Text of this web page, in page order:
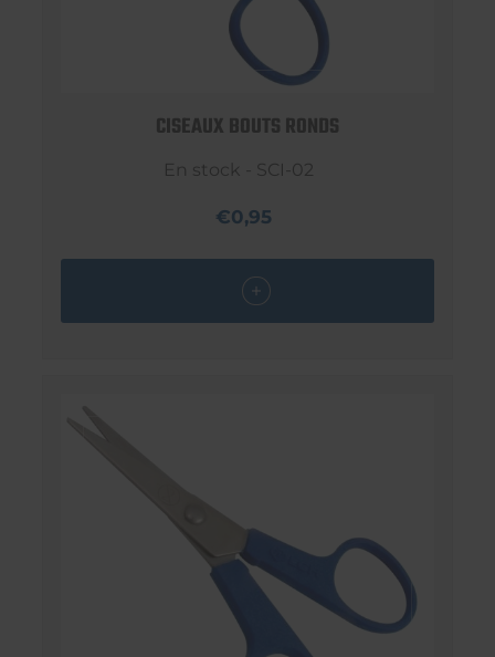
CISEAUX BOUTS RONDS
En stock - SCI-02
€0,95